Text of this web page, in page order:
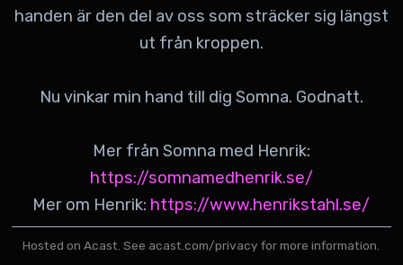
handen är den del av oss som sträcker sig längst
ut från kroppen.
Nu vinkar min hand till dig Somna. Godnatt.
Mer från Somna med Henrik:
https://somnamedhenrik.se/
Mer om Henrik: https://www.henrikstahl.se/
Hosted on Acast. See acast.com/privacy for more information.